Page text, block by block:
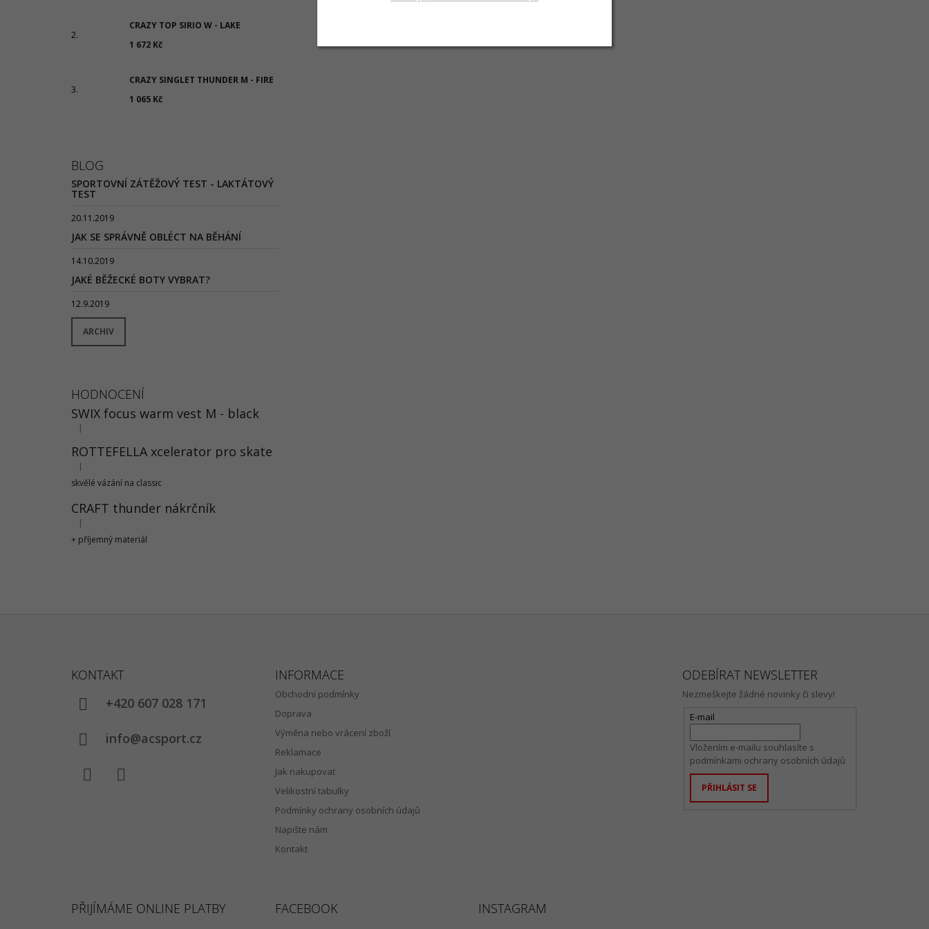
CRAZY TOP SIRIO W - LAKE
1 672 Kč
CRAZY SINGLET THUNDER M - FIRE
1 065 Kč
BLOG
SPORTOVNÍ ZÁTĚŽOVÝ TEST - LAKTÁTOVÝ
TEST
20.11.2019
JAK SE SPRÁVNĚ OBLÉCT NA BĚHÁNÍ
14.10.2019
JAKÉ BĚŽECKÉ BOTY VYBRAT?
12.9.2019
ARCHIV
HODNOCENÍ
SWIX focus warm vest M - black
Hodnocení produktu je 5 z 5 hvězdiček.
|
ROTTEFELLA xcelerator pro skate
Hodnocení produktu je 5 z 5 hvězdiček.
|
skvělé vázání na classic
CRAFT thunder nákrčník
Hodnocení produktu je 5 z 5 hvězdiček.
|
+ příjemný materiál
KONTAKT
+420 607 028 171
info@acsport.cz
INFORMACE
Obchodní podmínky
Doprava
Výměna nebo vrácení zboží
Reklamace
Jak nakupovat
Velikostní tabulky
Podmínky ochrany osobních údajů
Napište nám
Kontakt
ODEBÍRAT NEWSLETTER
Nezmeškejte žádné novinky či slevy!
E-mail
Vložením e-mailu souhlasíte s
podmínkami ochrany osobních údajů
PŘIHLÁSIT SE
PŘIJÍMÁME ONLINE PLATBY FACEBOOK INSTAGRAM